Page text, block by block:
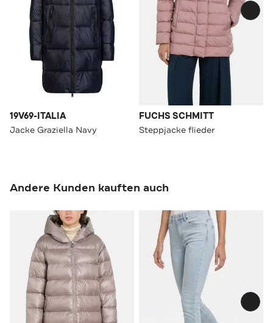
19V69-ITALIA
Jacke Graziella Navy
FUCHS SCHMITT
Steppjacke flieder
Andere Kunden kauften auch